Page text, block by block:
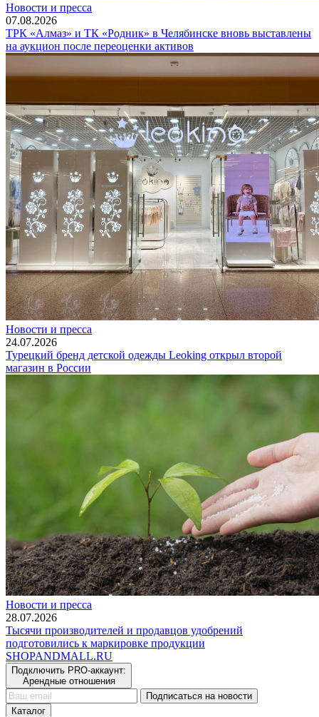
Новости и пресса
07.08.2026
ТРК «Алмаз» и ТК «Родник» в Челябинске вновь выставлены
на аукцион после переоценки активов
Новости и пресса
24.07.2026
Турецкий бренд детской одежды Leoking открыл второй
магазин в России
Новости и пресса
28.07.2026
Тысячи производителей и продавцов удобрений
подготовились к маркировке продукции
SHOPANDMALL.RU
Подключить PRO-аккаунт:
Арендные отношения
Подписаться на новости
Каталог